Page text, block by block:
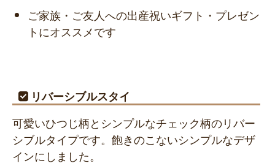
ご家族・ご友人への出産祝いギフト・プレゼン
トにオススメです
リバーシブルスタイ
可愛いひつじ柄とシンプルなチェック柄のリバー
シブルタイプです。飽きのこないシンプルなデザ
インにしました。